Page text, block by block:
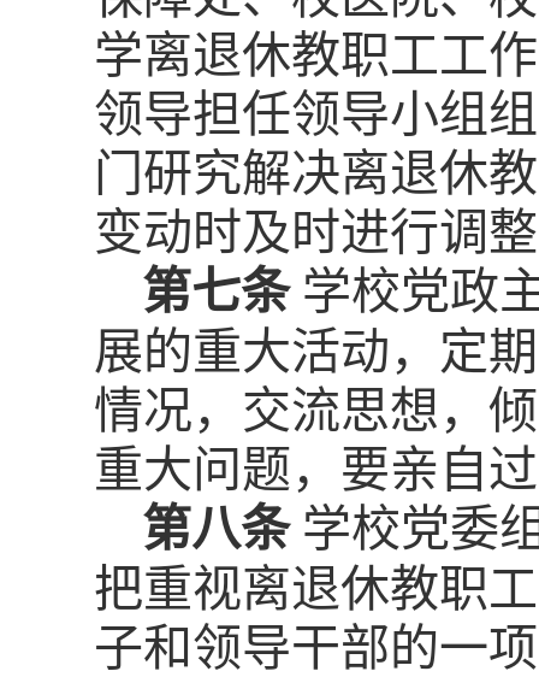
学离退休教职工工
领导担任领导小组
门研究解决离退休
变动时及时进行调
第七条 学校党政
展的重大活动，定
情况，交流思想，
重大问题，要亲自
第八条 学校党委
把重视离退休教职
子和领导干部的一